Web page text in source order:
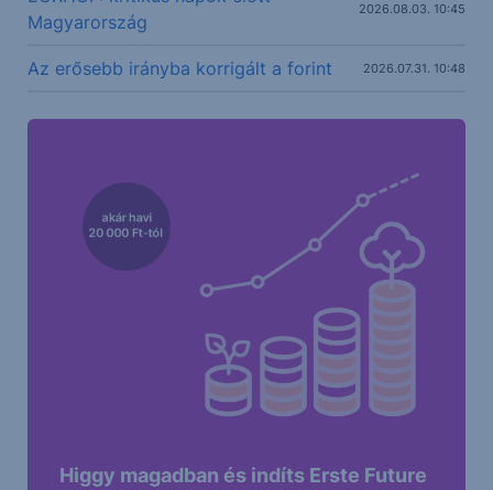
Magyarország
2026.08.03. 10:45
Az erősebb irányba korrigált a forint 2026.07.31. 10:48
Higgy magadban és indíts Erste Future